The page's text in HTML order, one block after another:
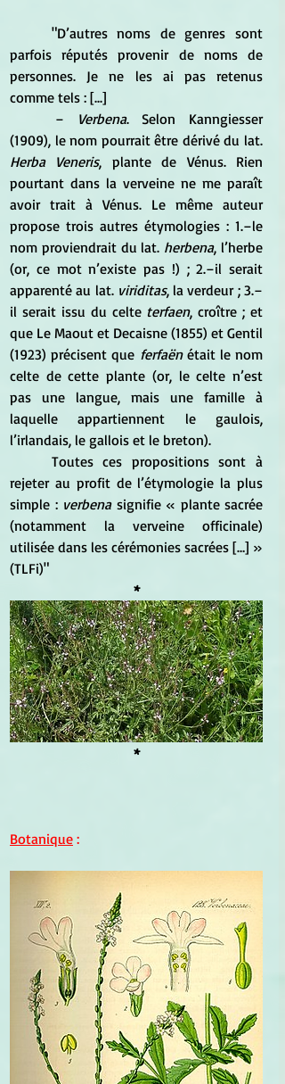
parfois réputés provenir de noms de
personnes. Je ne les ai pas retenus
comme tels : [...]
	–
Verbena. Selon Kanngiesser
(1909), le nom pourrait être dérivé du lat.
Herba Veneris, plante de Vénus. Rien
pourtant dans la verveine ne me paraît
avoir trait à Vénus. Le même auteur
propose trois autres étymologies : 1.–le
nom proviendrait du lat. herbena, l’herbe
(or, ce mot n’existe pas !) ; 2.–il serait
apparenté au lat. viriditas, la verdeur ; 3.–
il serait issu du celte terfaen, croître ; et
que Le Maout et Decaisne (1855) et Gentil
(1923) précisent que ferfaën était le nom
celte de cette plante (or, le celte n’est
pas une langue, mais une famille à
laquelle appartiennent le gaulois,
l’irlandais, le gallois et le breton).
rejeter au profit de l’étymologie la plus
simple : verbena signifie « plante sacrée
(notamment la verveine officinale)
utilisée dans les cérémonies sacrées […] »
(TLFi)"
*
*
Botanique :